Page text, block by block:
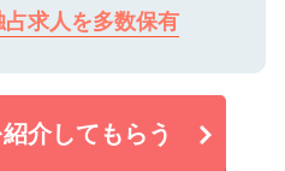
求人を多数保有
介してもらう